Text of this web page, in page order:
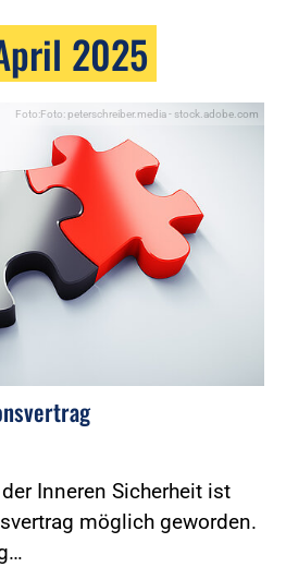
2025
Foto:Foto: peterschreiber.media - stock.adobe.com
Inneren Sicherheit ist
möglich geworden.